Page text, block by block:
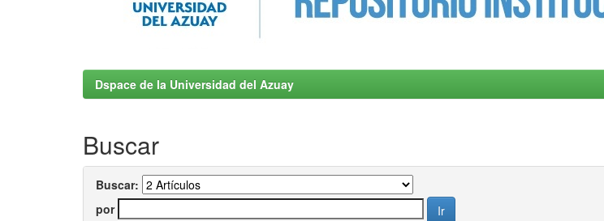
Dspace de la Universidad del Azuay
Buscar
Buscar:
por